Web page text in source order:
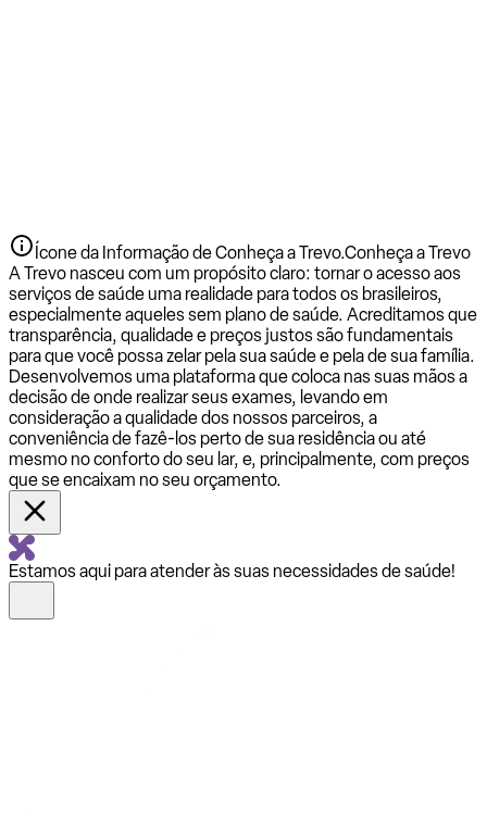
Ícone da Informação de Conheça a Trevo.Conheça a Trevo
A Trevo nasceu com um propósito claro: tornar o acesso aos
serviços de saúde uma realidade para todos os brasileiros,
especialmente aqueles sem plano de saúde. Acreditamos que
transparência, qualidade e preços justos são fundamentais
para que você possa zelar pela sua saúde e pela de sua família.
Desenvolvemos uma plataforma que coloca nas suas mãos a
decisão de onde realizar seus exames, levando em
consideração a qualidade dos nossos parceiros, a
conveniência de fazê-los perto de sua residência ou até
mesmo no conforto do seu lar, e, principalmente, com preços
que se encaixam no seu orçamento.
Estamos aqui para atender às suas necessidades de saúde!